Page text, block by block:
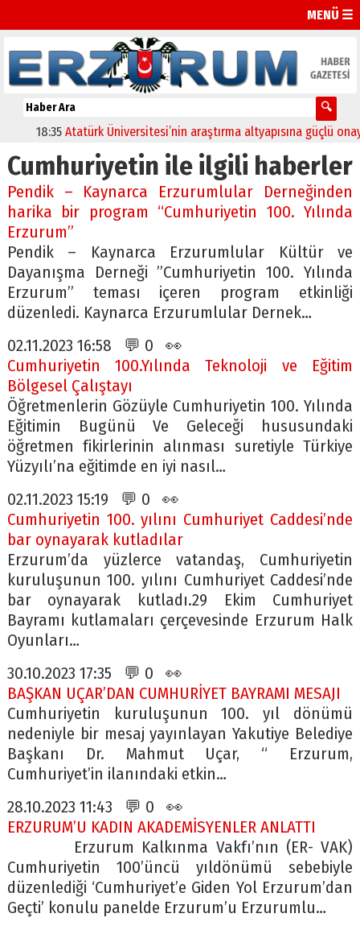
MENÜ ☰
18:35 Atatürk Üniversitesi’nin araştırma altyapısına güçlü onay
Cumhuriyetin ile ilgili haberler
Pendik – Kaynarca Erzurumlular Derneğinden
harika bir program “Cumhuriyetin 100. Yılında
Erzurum”
Pendik – Kaynarca Erzurumlular Kültür ve
Dayanışma Derneği ”Cumhuriyetin 100. Yılında
Erzurum” teması içeren program etkinliği
düzenledi. Kaynarca Erzurumlular Dernek…
02.11.2023 16:58 💬 0 👀
Cumhuriyetin 100.Yılında Teknoloji ve Eğitim
Bölgesel Çalıştayı
Öğretmenlerin Gözüyle Cumhuriyetin 100. Yılında
Eğitimin Bugünü Ve Geleceği hususundaki
öğretmen fikirlerinin alınması suretiyle Türkiye
Yüzyılı’na eğitimde en iyi nasıl…
02.11.2023 15:19 💬 0 👀
Cumhuriyetin 100. yılını Cumhuriyet Caddesi’nde
bar oynayarak kutladılar
Erzurum’da yüzlerce vatandaş, Cumhuriyetin
kuruluşunun 100. yılını Cumhuriyet Caddesi’nde
bar oynayarak kutladı.29 Ekim Cumhuriyet
Bayramı kutlamaları çerçevesinde Erzurum Halk
Oyunları…
30.10.2023 17:35 💬 0 👀
BAŞKAN UÇAR’DAN CUMHURİYET BAYRAMI MESAJI
Cumhuriyetin kuruluşunun 100. yıl dönümü
nedeniyle bir mesaj yayınlayan Yakutiye Belediye
Başkanı Dr. Mahmut Uçar, “ Erzurum,
Cumhuriyet’in ilanındaki etkin…
28.10.2023 11:43 💬 0 👀
ERZURUM’U KADIN AKADEMİSYENLER ANLATTI
Erzurum Kalkınma Vakfı’nın (ER- VAK)
Cumhuriyetin 100’üncü yıldönümü sebebiyle
düzenlediği ‘Cumhuriyet’e Giden Yol Erzurum’dan
Geçti’ konulu panelde Erzurum’u Erzurumlu…